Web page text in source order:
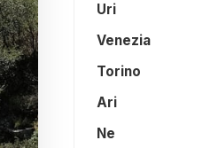
Uri
Venezia
Torino
Ari
Ne